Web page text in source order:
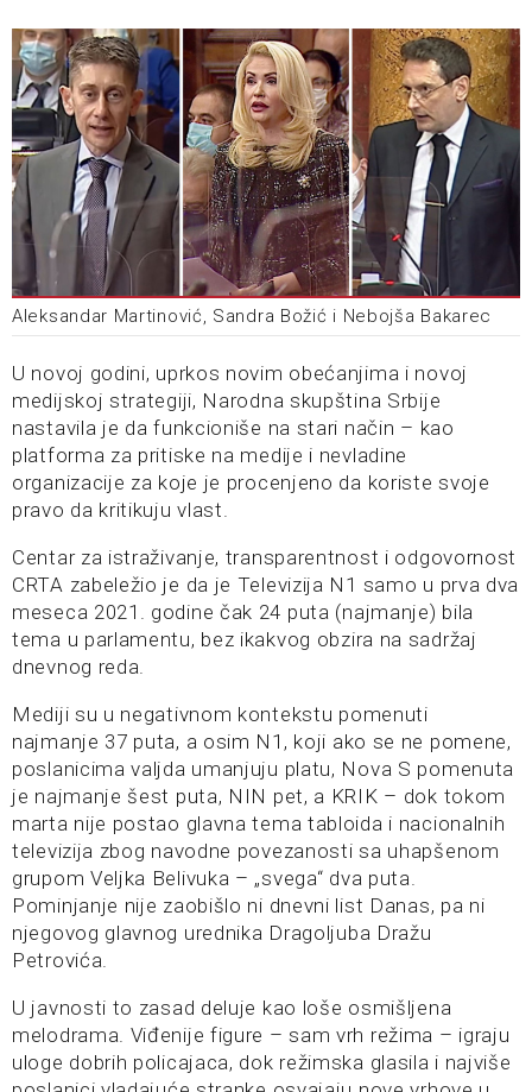
Aleksandar Martinović, Sandra Božić i Nebojša Bakarec
U novoj godini, uprkos novim obećanjima i novoj
medijskoj strategiji, Narodna skupština Srbije
nastavila je da funkcioniše na stari način – kao
platforma za pritiske na medije i nevladine
organizacije za koje je procenjeno da koriste svoje
pravo da kritikuju vlast.
Centar za istraživanje, transparentnost i odgovornost
CRTA zabeležio je da je Televizija N1 samo u prva dva
meseca 2021. godine čak 24 puta (najmanje) bila
tema u parlamentu, bez ikakvog obzira na sadržaj
dnevnog reda.
Mediji su u negativnom kontekstu pomenuti
najmanje 37 puta, a osim N1, koji ako se ne pomene,
poslanicima valjda umanjuju platu, Nova S pomenuta
je najmanje šest puta, NIN pet, a KRIK – dok tokom
marta nije postao glavna tema tabloida i nacionalnih
televizija zbog navodne povezanosti sa uhapšenom
grupom Veljka Belivuka – „svega“ dva puta.
Pominjanje nije zaobišlo ni dnevni list Danas, pa ni
njegovog glavnog urednika Dragoljuba Dražu
Petrovića.
U javnosti to zasad deluje kao loše osmišljena
melodrama. Viđenije figure – sam vrh režima – igraju
uloge dobrih policajaca, dok režimska glasila i najviše